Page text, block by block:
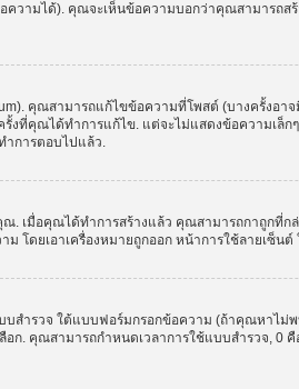
ามได้). คุณจะเห็นข้อความบอกว่าคุณสามารถส
คุณสามารถแก้ไขข้อความที่โพสต์ (บางครั้งอ
ณได้ทำการแก้ไข. แต่จะไม่แสดงข้อความเล็กๆ
ำการตอบไปแล้ว.
มื่อคุณได้ทำการสร้างแล้ว คุณสามารถกาถูกที่ก
โดยเอาเครื่องหมายถูกออก หน้าการใช้ลายเซ็น
ำรวจ ใต้แบบฟอร์มกรอกข้อความ (ถ้าคุณหาไม่
ก. คุณสามารถกำหนดเวลาการใช้แบบสำรวจ, 0